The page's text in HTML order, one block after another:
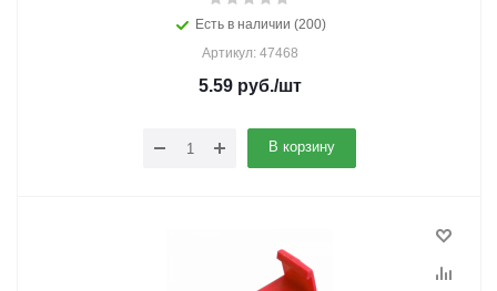
Есть в наличии (200)
Артикул: 47468
5.59руб./шт
В корзину